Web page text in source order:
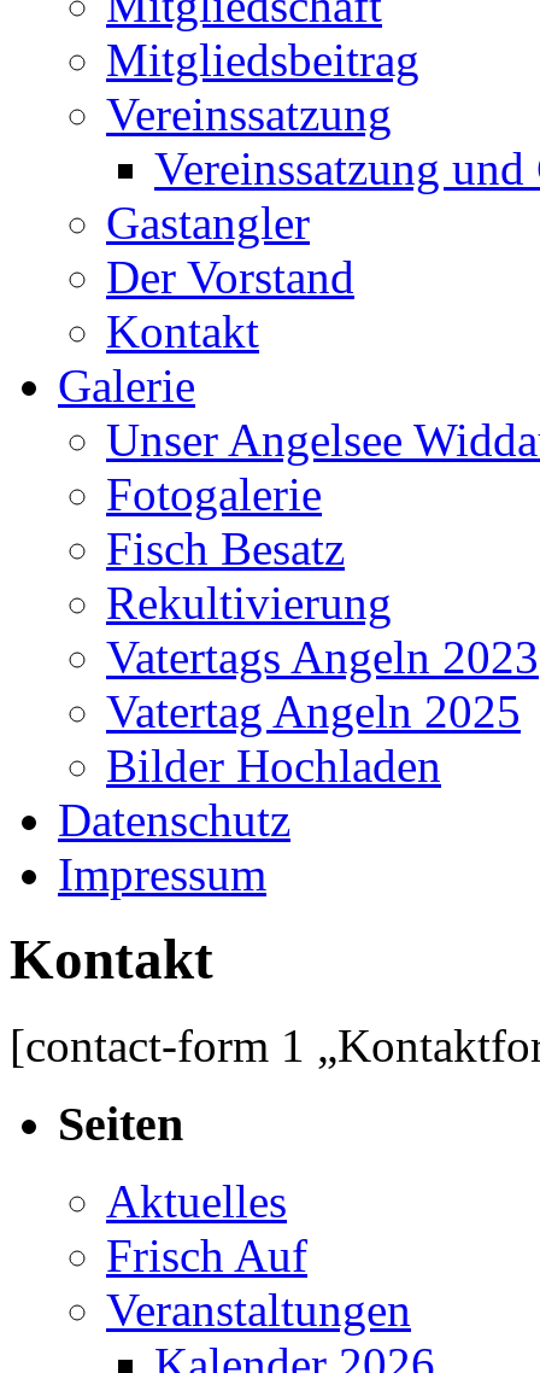
Vereinssatzung
Vereinssatzung
Gastangler
Der Vorstand
Kontakt
Galerie
Unser Angelsee
Fotogalerie
Fisch Besatz
Rekultivierung
Vatertags Angeln 2023
Vatertag Angeln 2025
Bilder Hochladen
Datenschutz
Impressum
Kontakt
[contact-form 1
Seiten
Aktuelles
Veranstaltungen
Kalender 2026
Kalender 2025